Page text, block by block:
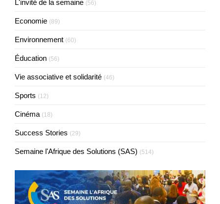
L'invité de la semaine (56)
Economie (89)
Environnement (60)
Éducation (56)
Vie associative et solidarité (46)
Sports (12)
Cinéma (18)
Success Stories (29)
Semaine l'Afrique des Solutions (SAS) (514)